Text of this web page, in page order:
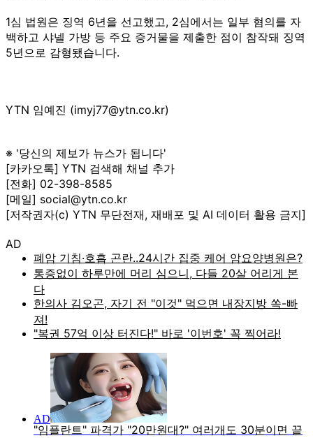
1심 법원은 징역 6년을 선고했고, 2심에서는 일부 혐의를 자
백하고 샤넬 가방 등 주요 증거물을 제출한 점이 참작돼 징역
5년으로 감형됐습니다.
YTN 임예진 (imyj77@ytn.co.kr)
※ '당신의 제보가 뉴스가 됩니다'
[카카오톡] YTN 검색해 채널 추가
[전화] 02-398-8585
[메일] social@ytn.co.kr
[저작권자(c) YTN 무단전재, 재배포 및 AI 데이터 활용 금지]
AD